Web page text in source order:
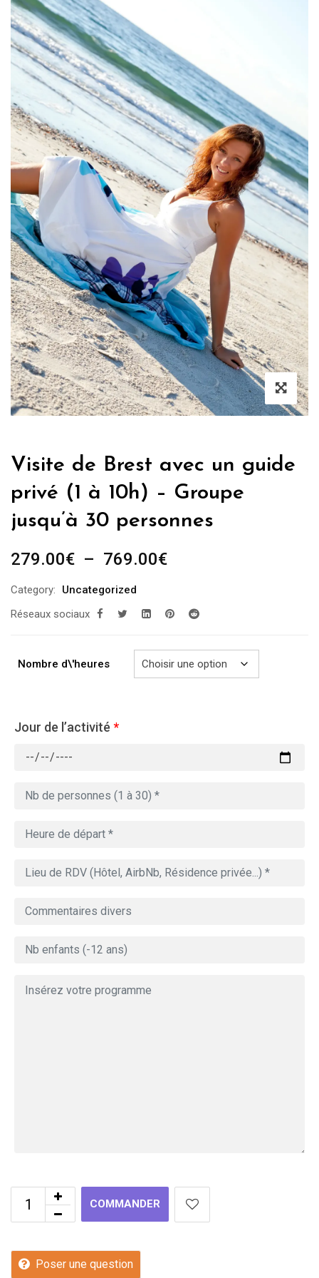
Visite de Brest avec un guide
privé (1 à 10h) – Groupe
jusqu’à 30 personnes
279.00€ – 769.00€Plage
279.00€
769.00€
Category:
Uncategorized
Réseaux sociaux
Nombre d\'heures
Jour de l’activité *
COMMANDER
Poser une question